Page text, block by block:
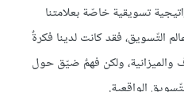
تسويقية خاصّة بعلامتنا
التّسويق، فقد كانت لدينا فكرةٌ
والميزانية، ولكن فهمٌ ضيّق حول